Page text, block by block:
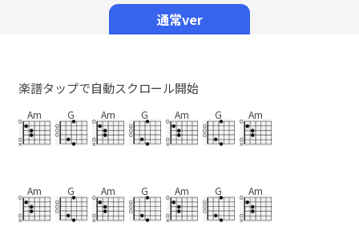
通常ver
楽譜タップで自動スクロール開始
Am G Am G Am G Am
Am G Am G Am G Am